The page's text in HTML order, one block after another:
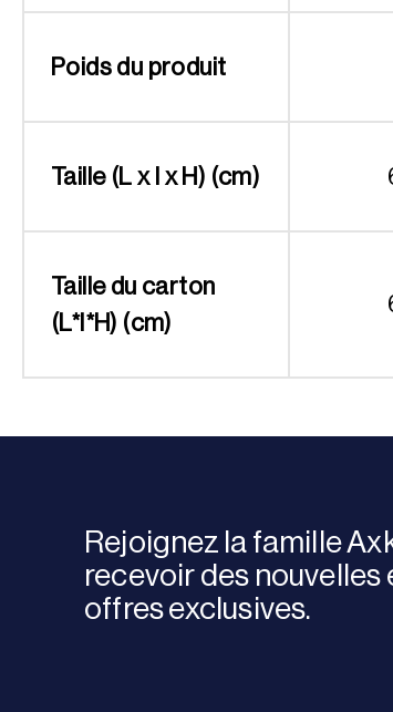
Poids du produit
Taille (L x l x H) (cm)
Taille du carton
(L*l*H) (cm)
Rejoignez la famille
recevoir des nouvelles
offres exclusives.